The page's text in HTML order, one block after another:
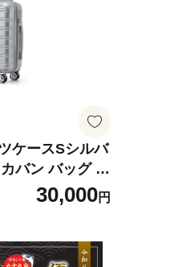
ケースSシルバ
バン バッグ キ
ーケース
30,000円